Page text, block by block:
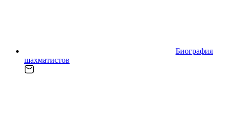
Биография
шахматистов